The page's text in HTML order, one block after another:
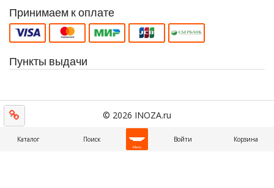
Принимаем к оплате
Пункты выдачи
© 2026 INOZA.ru